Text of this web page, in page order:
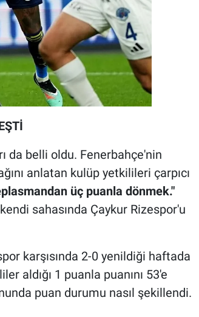
da belli oldu. Fenerbahçe'nin
anlatan kulüp yetkilileri çarpıcı
üç puanla dönmek."
sahasında Çaykur Rizespor'u
karşısında 2-0 yenildiği haftada
aldığı 1 puanla puanını 53'e
puan durumu nasıl şekillendi.